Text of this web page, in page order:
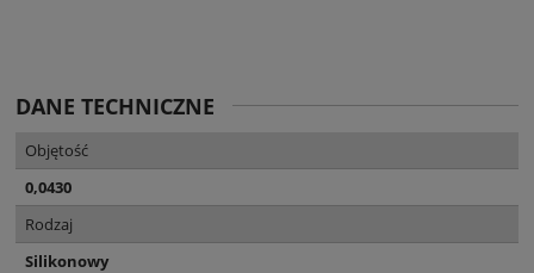
DANE TECHNICZNE
Objętość
0,0430
Rodzaj
Silikonowy